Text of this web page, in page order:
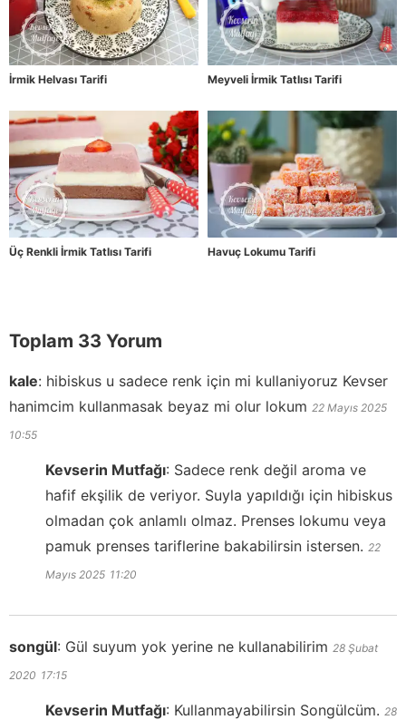
İrmik Helvası Tarifi Meyveli İrmik Tatlısı Tarifi
Üç Renkli İrmik Tatlısı Tarifi Havuç Lokumu Tarifi
Toplam 33 Yorum
kale: hibiskus u sadece renk için mi kullaniyoruz Kevser
hanimcim kullanmasak beyaz mi olur lokum 22 Mayıs 2025
10:55
Kevserin Mutfağı: Sadece renk değil aroma ve
hafif ekşilik de veriyor. Suyla yapıldığı için hibiskus
olmadan çok anlamlı olmaz. Prenses lokumu veya
pamuk prenses tariflerine bakabilirsin istersen. 22
Mayıs 2025 11:20
songül: Gül suyum yok yerine ne kullanabilirim 28 Şubat
2020 17:15
Kevserin Mutfağı: Kullanmayabilirsin Songülcüm. 28